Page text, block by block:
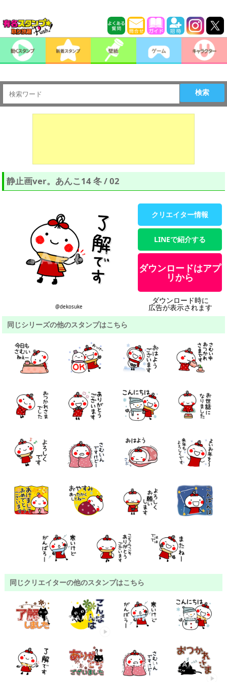
検索
静止画ver。あんこ14 冬 / 02
@dekosuke
クリエイター情報
LINEで紹介する
ダウンロードはアプ
リから
ダウンロード時に
広告が表示されます
同じシリーズの他のスタンプはこちら
同じクリエイターの他のスタンプはこちら